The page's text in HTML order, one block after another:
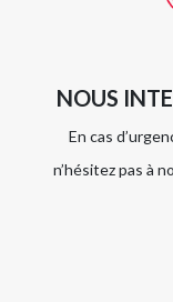
NOUS
En cas
n’hésitez pas à